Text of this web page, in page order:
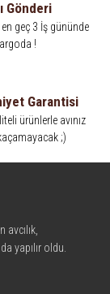
Gönderi
geç 3 İş gününde
!
Garantisi
ürünlerle avınız
;)
yapılır oldu.